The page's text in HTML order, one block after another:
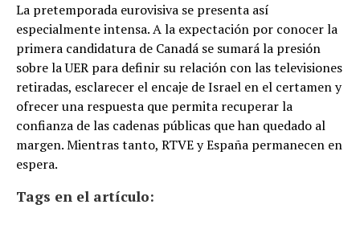
La pretemporada eurovisiva se presenta así
especialmente intensa. A la expectación por conocer la
primera candidatura de Canadá se sumará la presión
sobre la UER para definir su relación con las televisiones
retiradas, esclarecer el encaje de Israel en el certamen y
ofrecer una respuesta que permita recuperar la
confianza de las cadenas públicas que han quedado al
margen. Mientras tanto, RTVE y España permanecen en
espera.
Tags en el artículo: